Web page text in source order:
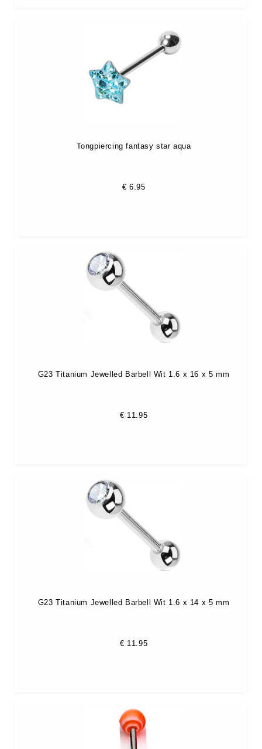
Tongpiercing fantasy star aqua
€ 6.95
G23 Titanium Jewelled Barbell Wit 1.6 x 16 x 5 mm
€ 11.95
G23 Titanium Jewelled Barbell Wit 1.6 x 14 x 5 mm
€ 11.95